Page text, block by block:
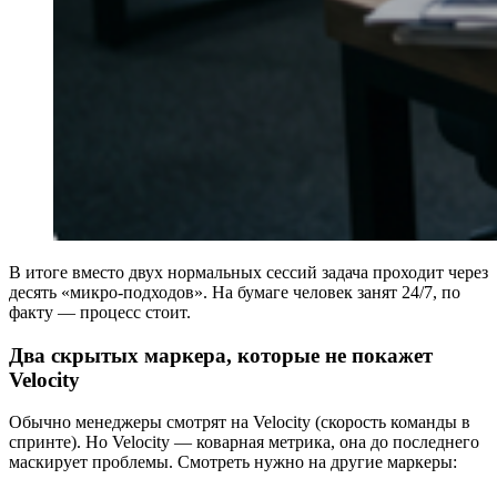
В итоге вместо двух нормальных сессий задача проходит через
десять «микро-подходов». На бумаге человек занят 24/7, по
факту — процесс стоит.
Два скрытых маркера, которые не покажет
Velocity
Обычно менеджеры смотрят на Velocity (скорость команды в
спринте). Но Velocity — коварная метрика, она до последнего
маскирует проблемы. Смотреть нужно на другие маркеры: